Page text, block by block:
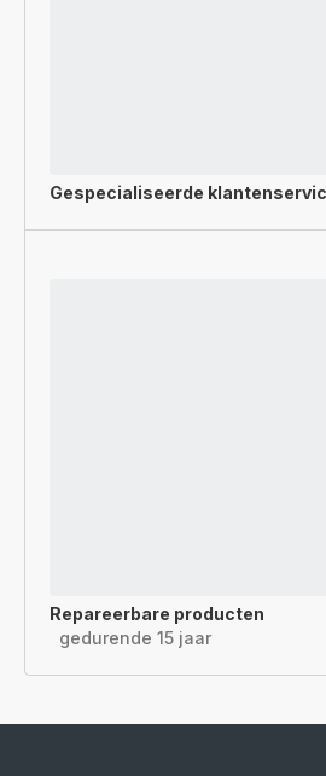
Gespecialiseerde
Repareerbare producten
gedurende 15 jaar